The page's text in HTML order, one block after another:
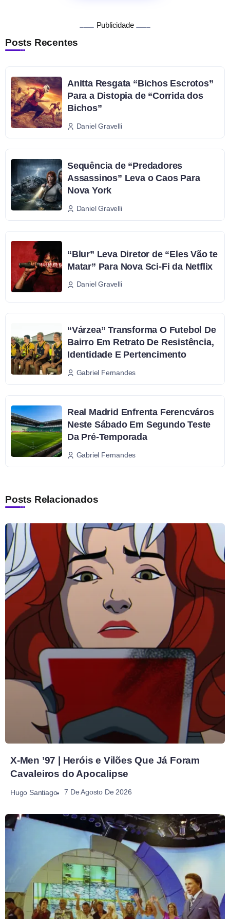
Publicidade
Posts Recentes
Anitta Resgata “Bichos Escrotos”
Para a Distopia de “Corrida dos
Bichos”
Daniel Gravelli
Sequência de “Predadores
Assassinos” Leva o Caos Para
Nova York
Daniel Gravelli
“Blur” Leva Diretor de “Eles Vão te
Matar” Para Nova Sci-Fi da Netflix
Daniel Gravelli
“Várzea” Transforma O Futebol De
Bairro Em Retrato De Resistência,
Identidade E Pertencimento
Gabriel Fernandes
Real Madrid Enfrenta Ferencváros
Neste Sábado Em Segundo Teste
Da Pré-Temporada
Gabriel Fernandes
Posts Relacionados
X-Men ’97 | Heróis e Vilões Que Já Foram
Cavaleiros do Apocalipse
Hugo Santiago 7 De Agosto De 2026